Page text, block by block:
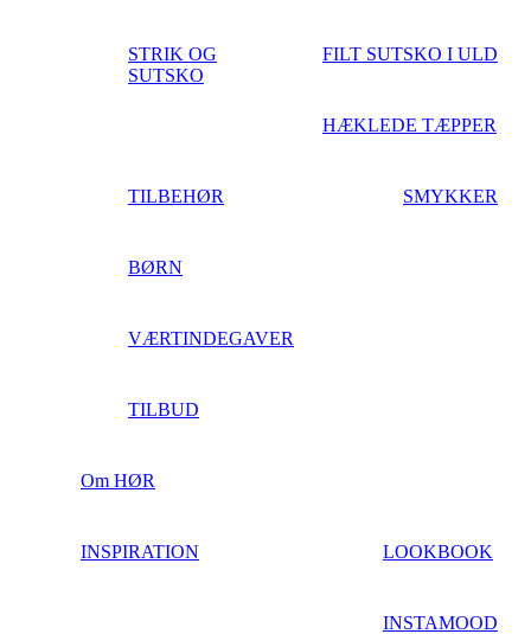
STRIK OG
SUTSKO
FILT SUTSKO I ULD
HÆKLEDE TÆPPER
TILBEHØR SMYKKER
BØRN
VÆRTINDEGAVER
TILBUD
Om HØR
INSPIRATION LOOKBOOK
INSTAMOOD